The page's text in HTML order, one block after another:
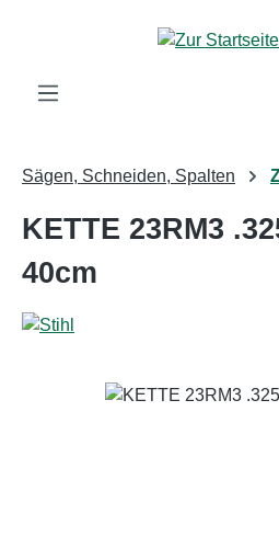
Zum Hauptinhalt springen
Sägen, Schneiden, Spalten
KETTE 23RM3
40cm